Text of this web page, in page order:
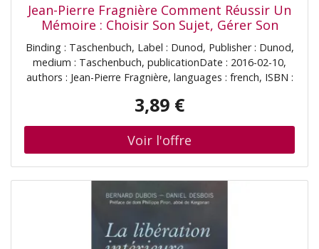
Jean-Pierre Fragnière Comment Réussir Un
Mémoire : Choisir Son Sujet, Gérer Son
Temps, Savoir Rédiger
Binding : Taschenbuch, Label : Dunod, Publisher : Dunod,
medium : Taschenbuch, publicationDate : 2016-02-10,
authors : Jean-Pierre Fragnière, languages : french, ISBN :
3,89 €